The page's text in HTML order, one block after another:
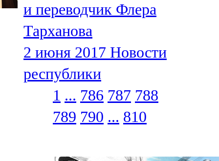
и переводчик Флера
Тарханова
2 июня 2017 Новости
республики
1 ... 786 787 788
789 790 ... 810